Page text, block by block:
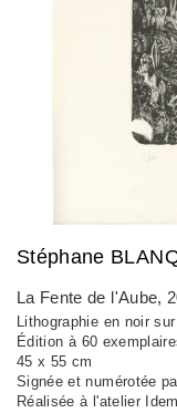
Stéphane
La Fente de l'Aube,
Lithographie en noir
Édition à 60
45 x 55 cm
Signée et numérotée
Réalisée à l'atelier